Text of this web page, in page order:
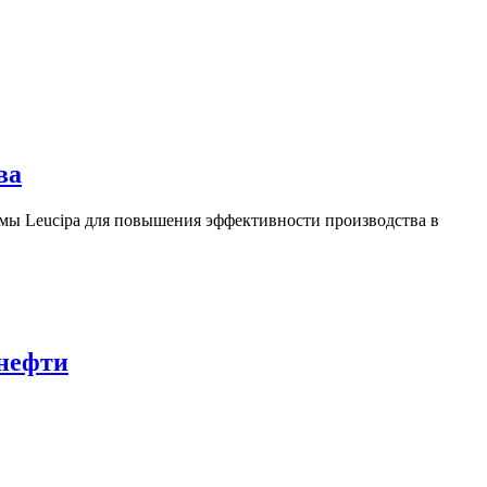
Leucipa для повышения эффективности производства в